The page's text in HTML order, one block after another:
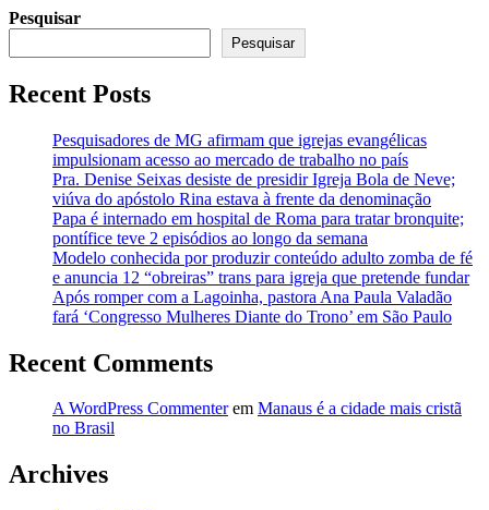
Pesquisar
Pesquisar
Recent Posts
Pesquisadores de MG afirmam que igrejas evangélicas
impulsionam acesso ao mercado de trabalho no país
Pra. Denise Seixas desiste de presidir Igreja Bola de Neve;
viúva do apóstolo Rina estava à frente da denominação
Papa é internado em hospital de Roma para tratar bronquite;
pontífice teve 2 episódios ao longo da semana
Modelo conhecida por produzir conteúdo adulto zomba de fé
e anuncia 12 “obreiras” trans para igreja que pretende fundar
Após romper com a Lagoinha, pastora Ana Paula Valadão
fará ‘Congresso Mulheres Diante do Trono’ em São Paulo
Recent Comments
A WordPress Commenterem Manaus é a cidade mais cristã
no Brasil
Archives